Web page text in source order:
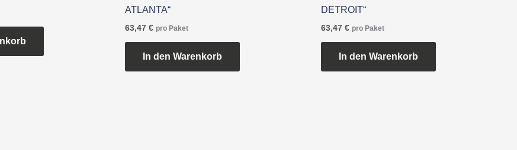
ATLANTA“
63,47 € pro Paket
In den Warenkorb
DETROIT“
63,47 € pro Paket
In den Warenkorb